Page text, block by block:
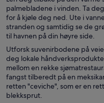
palmebladene i vinden. Ta
for å kjøle deg ned. Ute i
stranden og samtidig se de
til havnen på din høyre side.
Utforsk suvenirbodene på
deg lokale
mellom en rekke
fangst tilberedt på en
retten "ceviche", som er en
blekksprut.